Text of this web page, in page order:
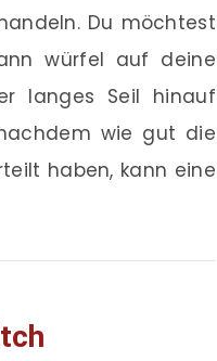
Du möchtest
würfel auf deine
langes Seil hinauf
wie gut die
haben, kann eine